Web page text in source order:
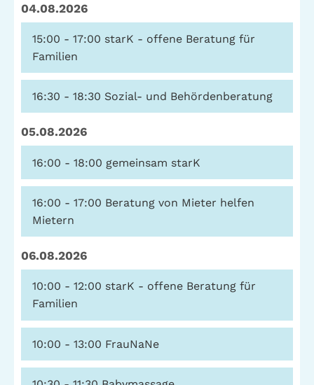
News
Kontakt Impressum Datenschutz
04.08.2026
15:00 - 17:00 starK - offene Beratung für
Familien
16:30 - 18:30 Sozial- und Behördenberatung
05.08.2026
16:00 - 18:00 gemeinsam starK
16:00 - 17:00 Beratung von Mieter helfen
Mietern
06.08.2026
10:00 - 12:00 starK - offene Beratung für
Familien
10:00 - 13:00 FrauNaNe